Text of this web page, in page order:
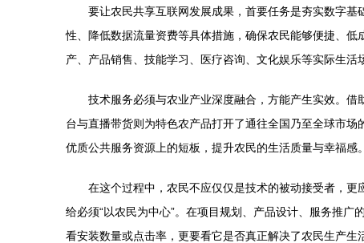
要让农民共享互联网发展成果，首要任务是夯实数字
性、降低数据流量资费等具体措施，确保农民能够便捷、
产、产品销售、技能学习、医疗咨询、文化娱乐等实际生活
技术服务必须与农业产业深度融合，方能产生实效。
台与直播带货则为特色农产品打开了通往全国乃至全球市
优质公共服务资源上的短板，提升农民的生活质量与幸福感。
在这个过程中，农民不应仅仅是技术的被动接受者，
给必须“以农民为中心”。在项目规划、产品设计、服务推
看安装数量或点击率，更要看它是否真正解决了农民生产